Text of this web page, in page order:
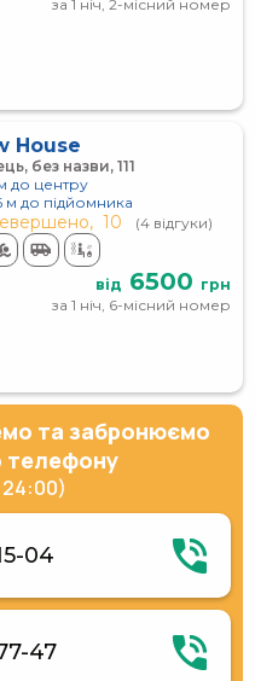
за 1 ніч, 2-місний номер
House
без назви, 111
до центру
м до підйомника
10 (4 відгуки)
від 6500 грн
за 1 ніч, 6-місний номер
та забронюємо
телефону
04
47